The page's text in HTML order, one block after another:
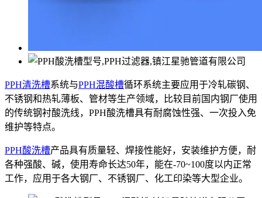
PPH清洗槽系统与PPH混酸槽循环系统主要应用于冷轧碳钢、
不锈钢和热轧薄板、管材等生产领域，比较目前国内钢厂使用
的传统钢衬酸洗线，PPH酸洗槽具有耐腐蚀性强、一次投入免
维护等特点。
PPH酸洗槽产品具有质量轻、焊接性能好，安装维护方便，耐
各种强酸、碱，使用寿命长达50年，能在-70~100度以内正常
工作，应用于各大钢厂、不锈钢厂、化工印染等大型企业。